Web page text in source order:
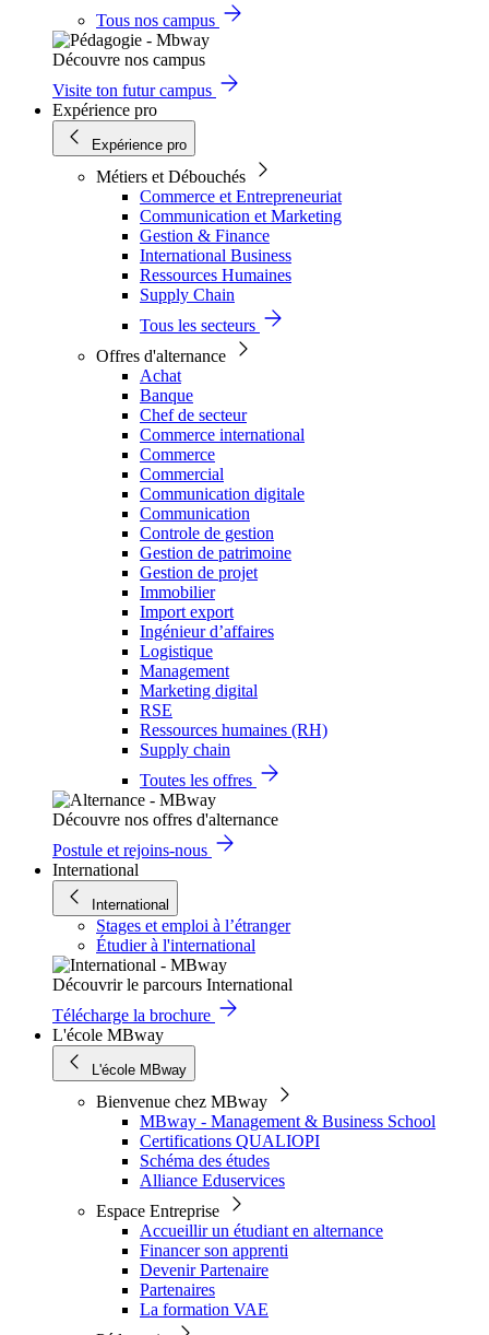
Tous nos campus
Découvre nos campus
Visite ton futur campus
Expérience pro
Expérience pro
Métiers et Débouchés
Commerce et Entrepreneuriat
Communication et Marketing
Gestion & Finance
International Business
Ressources Humaines
Supply Chain
Tous les secteurs
Offres d'alternance
Achat
Banque
Chef de secteur
Commerce international
Commerce
Commercial
Communication digitale
Communication
Controle de gestion
Gestion de patrimoine
Gestion de projet
Immobilier
Import export
Ingénieur d’affaires
Logistique
Management
Marketing digital
RSE
Ressources humaines (RH)
Supply chain
Toutes les offres
Découvre nos offres d'alternance
Postule et rejoins-nous
International
International
Stages et emploi à l’étranger
Étudier à l'international
Découvrir le parcours International
Télécharge la brochure
L'école MBway
L'école MBway
Bienvenue chez MBway
MBway - Management & Business School
Certifications QUALIOPI
Schéma des études
Alliance Eduservices
Espace Entreprise
Accueillir un étudiant en alternance
Financer son apprenti
Devenir Partenaire
Partenaires
La formation VAE